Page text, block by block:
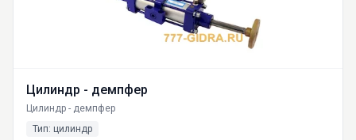
Цилиндр - демпфер
Цилиндр - демпфер
Тип: цилиндр